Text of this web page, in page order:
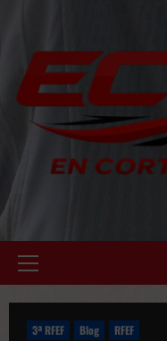
contenido
Menú
3ª RFEF Blog RFEF